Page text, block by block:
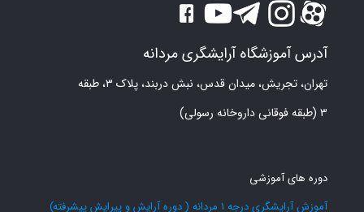
آدرس آموزشگاه آرایشگری مردانه
تهران، تجریش، میدان قدس، نبش دربند، پلاک ۳، طبقه
۳ (طبقه فوقانی داروخانه رسولی)
دوره های آموزشی
آموزش آرایشگری درجه 1 مردانه ( دوره آرایش و پیرایش پیشرفته)